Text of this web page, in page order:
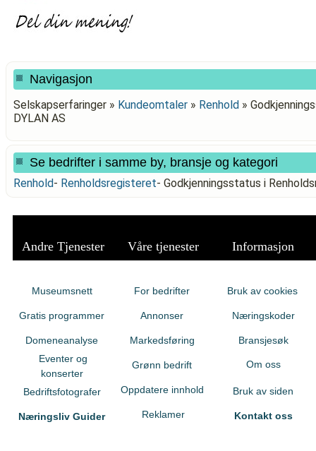
Navigasjon
Selskapserfaringer » Kundeomtaler » Renhold »
DYLAN AS
Se bedrifter i samme by, bransje og kategori
Renhold- Renholdsregisteret- Godkjenningsstatus i
Andre Tjenester Våre tjenester Informasjon
Museumsnett
Gratis programmer
Domeneanalyse
Eventer og
konserter
Bedriftsfotografer
Næringsliv Guider
For bedrifter
Annonser
Markedsføring
Grønn bedrift
Oppdatere innhold
Reklamer
Bruk av cookies
Næringskoder
Bransjesøk
Om oss
Bruk av siden
Kontakt oss